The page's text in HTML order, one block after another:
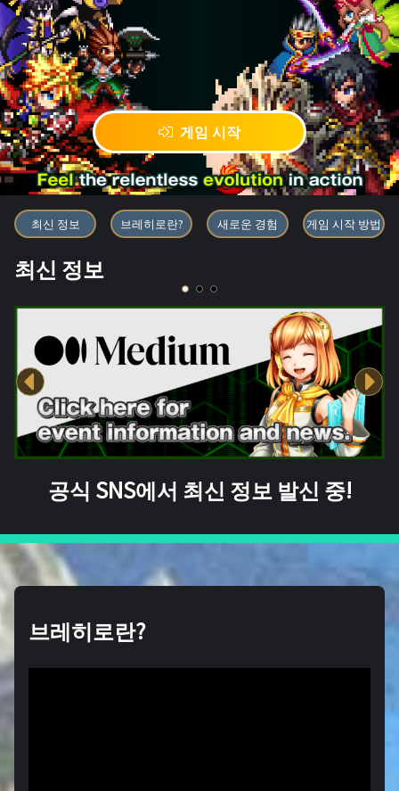
게임 시작
블록체인 게임 「BRAVE
최신 정보 브레히로란? 새로운 경험 게임 시작 방법
최신 정보
공식 SNS에서 최신 정보 발신 중!
브레히로란?